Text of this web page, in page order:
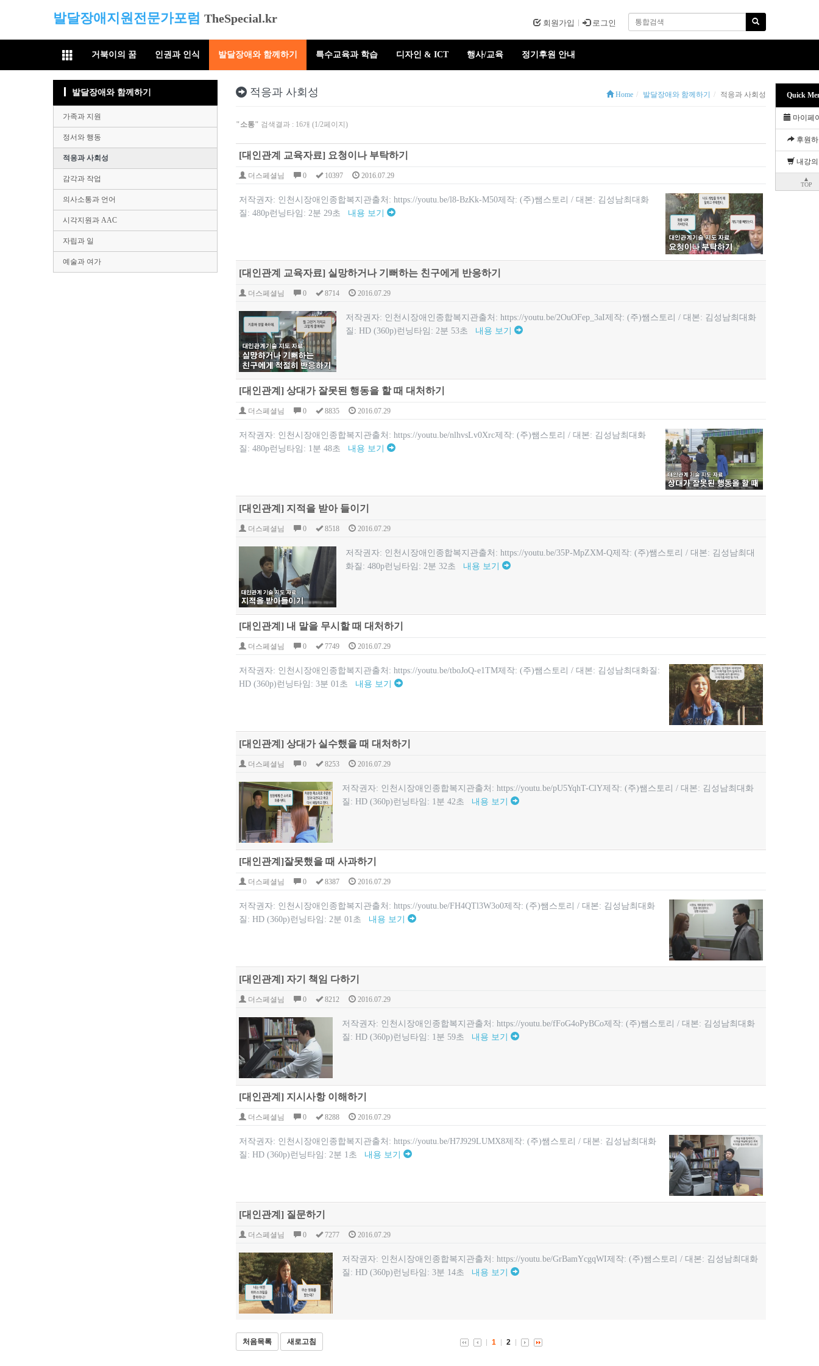
발달장애지원전문가포럼 TheSpecial.kr 회원가입 로그인
거북이의 꿈 인권과 인식 발달장애와 함께하기 특수교육과 학습 디자인 & ICT 행사/교육 정기후원 안내
적응과 사회성 Home 발달장애와 함께하기 적응과 사회성
"소통" 검색결과 : 16개 (1/2페이지)
[대인관계 교육자료] 요청이나 부탁하기
더스페셜님 0 10397 2016.07.29
저작권자: 인천시장애인종합복지관출처: https://youtu.be/l8-BzKk-M50제작: (주)쌤스토리 / 대본: 김성남최대화
질: 480p런닝타임: 2분 29초 내용 보기
[대인관계 교육자료] 실망하거나 기뻐하는 친구에게 반응하기
더스페셜님 0 8714 2016.07.29
저작권자: 인천시장애인종합복지관출처: https://youtu.be/2OuOFep_3aI제작: (주)쌤스토리 / 대본: 김성남최대화
질: HD (360p)런닝타임: 2분 53초 내용 보기
[대인관계] 상대가 잘못된 행동을 할 때 대처하기
더스페셜님 0 8835 2016.07.29
저작권자: 인천시장애인종합복지관출처: https://youtu.be/nlhvsLv0Xrc제작: (주)쌤스토리 / 대본: 김성남최대화
질: 480p런닝타임: 1분 48초 내용 보기
[대인관계] 지적을 받아 들이기
더스페셜님 0 8518 2016.07.29
저작권자: 인천시장애인종합복지관출처: https://youtu.be/35P-MpZXM-Q제작: (주)쌤스토리 / 대본: 김성남최대
화질: 480p런닝타임: 2분 32초 내용 보기
[대인관계] 내 말을 무시할 때 대처하기
더스페셜님 0 7749 2016.07.29
저작권자: 인천시장애인종합복지관출처: https://youtu.be/tboJoQ-e1TM제작: (주)쌤스토리 / 대본: 김성남최대화질:
HD (360p)런닝타임: 3분 01초 내용 보기
[대인관계] 상대가 실수했을 때 대처하기
더스페셜님 0 8253 2016.07.29
저작권자: 인천시장애인종합복지관출처: https://youtu.be/pU5YqhT-ClY제작: (주)쌤스토리 / 대본: 김성남최대화
질: HD (360p)런닝타임: 1분 42초 내용 보기
[대인관계]잘못했을 때 사과하기
더스페셜님 0 8387 2016.07.29
저작권자: 인천시장애인종합복지관출처: https://youtu.be/FH4QTl3W3o0제작: (주)쌤스토리 / 대본: 김성남최대화
질: HD (360p)런닝타임: 2분 01초 내용 보기
[대인관계] 자기 책임 다하기
더스페셜님 0 8212 2016.07.29
저작권자: 인천시장애인종합복지관출처: https://youtu.be/fFoG4oPyBCo제작: (주)쌤스토리 / 대본: 김성남최대화
질: HD (360p)런닝타임: 1분 59초 내용 보기
[대인관계] 지시사항 이해하기
더스페셜님 0 8288 2016.07.29
저작권자: 인천시장애인종합복지관출처: https://youtu.be/H7J929LUMX8제작: (주)쌤스토리 / 대본: 김성남최대화
질: HD (360p)런닝타임: 2분 1초 내용 보기
[대인관계] 질문하기
더스페셜님 0 7277 2016.07.29
저작권자: 인천시장애인종합복지관출처: https://youtu.be/GrBamYcgqWI제작: (주)쌤스토리 / 대본: 김성남최대화
질: HD (360p)런닝타임: 3분 14초 내용 보기
처음목록 새로고침 1 2
발달장애와 함께하기
가족과 지원
정서와 행동
적응과 사회성
감각과 작업
의사소통과 언어
시각지원과 AAC
자립과 일
예술과 여가
Quick
마이페
후원하
내강
▲
TOP